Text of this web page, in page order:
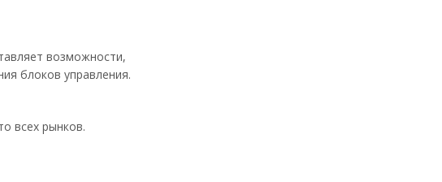
возможности,
блоков управления.
всех рынков.